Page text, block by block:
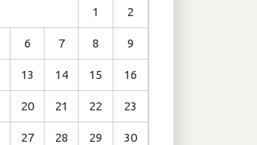
1 2
6 7 8 9
13 14 15 16
20 21 22 23
27 28 29 30